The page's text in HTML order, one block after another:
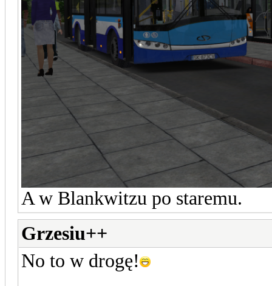
A w Blankwitzu po staremu.
Grzesiu++
No to w drogę!